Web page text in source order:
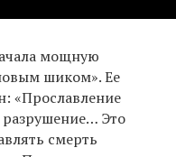
мощную
шиком». Ее
«Прославление
разрушение… Это
смерть